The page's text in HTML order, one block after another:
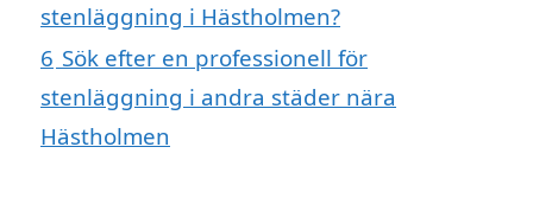
stenläggning i Hästholmen?
6 Sök efter en professionell för
stenläggning i andra städer nära
Hästholmen